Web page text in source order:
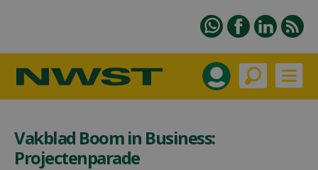
Vakblad Boom in Business:
Projectenparade